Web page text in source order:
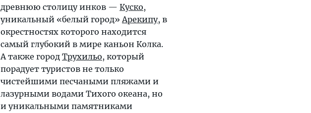
древнюю столицу инков — Куско,
уникальный «белый город»Арекипу, в
окрестностях которого находится
самый глубокий в мире каньон Колка.
А также город Трухильо, который
порадует туристов не только
чистейшими песчаными пляжами и
лазурными водами Тихого океана, но
и уникальными памятниками